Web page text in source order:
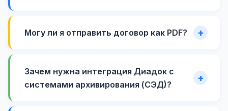
Могу ли я отправить договор как PDF?
Зачем нужна интеграция Диадок с
системами архивирования (СЭД)?